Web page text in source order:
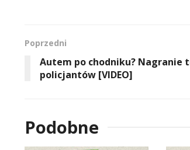
Poprzedni
Autem po chodniku? Nagranie
policjantów [VIDEO]
Podobne